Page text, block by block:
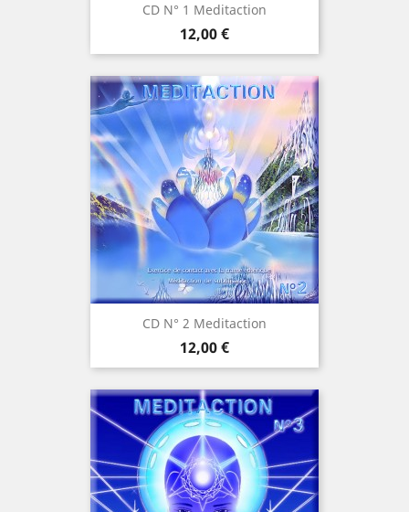
CD N° 1 Meditaction
Cena
12,00 €
CD N° 2 Meditaction
Cena
12,00 €